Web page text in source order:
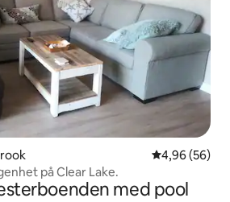
4,96 av 5 i
4,96 (56)
på Clear Lake.
med pool